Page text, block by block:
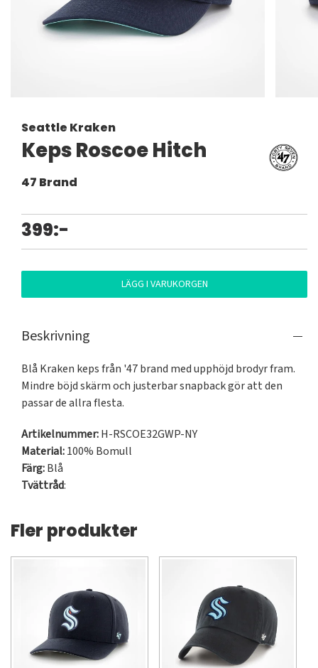
Seattle Kraken
Keps Roscoe Hitch
47 Brand
399:-
LÄGG I VARUKORGEN
Beskrivning
Blå Kraken keps från '47 brand med upphöjd brodyr fram.
Mindre böjd skärm och justerbar snapback gör att den
passar de allra flesta.
Artikelnummer:H-RSCOE32GWP-NY
Material:100% Bomull
Färg:Blå
Tvättråd:
Fler produkter